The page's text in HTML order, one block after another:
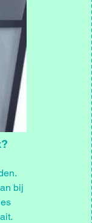
bij